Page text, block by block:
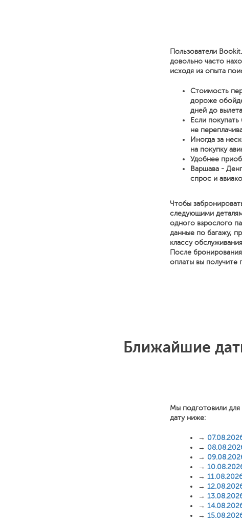
Пользователи
довольно часто
исходя из опыта
Стоимость
дороже
дней до
Если
не
Иногда за
на покупку
Удобнее
Варшава -
спрос и
Чтобы
следующими
одного взрослого
данные по багажу,
классу
После
оплаты вы
Ближайшие
Мы подготовили
дату ниже:
→
→
→
→
→
→
→
→
→